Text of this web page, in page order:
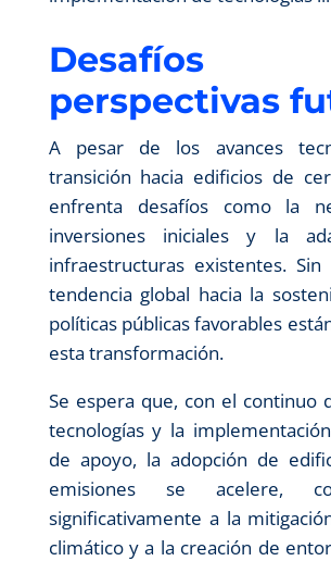
perspectivas
A pesar de los avances
transición hacia edificios de
enfrenta desafíos como la
inversiones iniciales y la
infraestructuras existentes.
tendencia global hacia la
políticas públicas favorables
esta transformación.
Se espera que, con el continuo
tecnologías y la
de apoyo, la adopción de
emisiones se acelere,
significativamente a la
climático y a la creación de